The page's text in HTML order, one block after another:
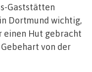
Gaststätten
Dortmund wichtig,
einen Hut gebracht
von der